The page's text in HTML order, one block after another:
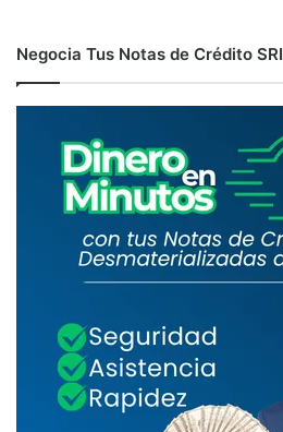
Negocia Tus Notas de Crédito SRI